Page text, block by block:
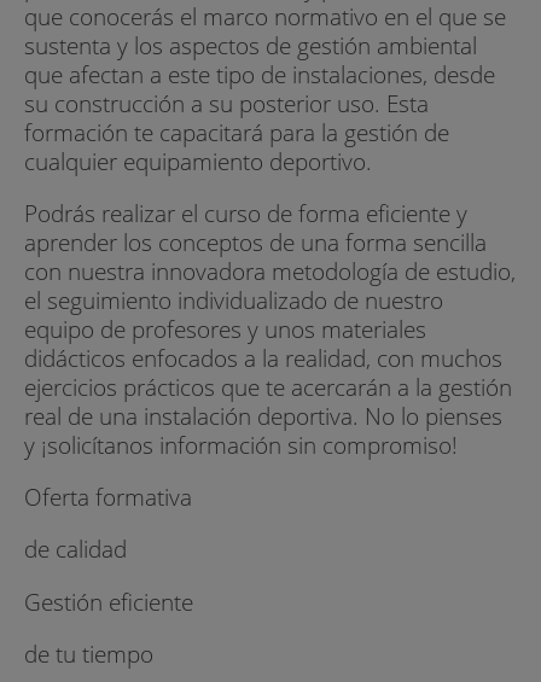
que conocerás el marco normativo en el que se
sustenta y los aspectos de gestión ambiental
que afectan a este tipo de instalaciones, desde
su construcción a su posterior uso. Esta
formación te capacitará para la gestión de
cualquier equipamiento deportivo.
Podrás realizar el curso de forma eficiente y
aprender los conceptos de una forma sencilla
con nuestra innovadora metodología de estudio,
el seguimiento individualizado de nuestro
equipo de profesores y unos materiales
didácticos enfocados a la realidad, con muchos
ejercicios prácticos que te acercarán a la gestión
real de una instalación deportiva. No lo pienses
y ¡solicítanos información sin compromiso!
Oferta formativa
de calidad
Gestión eficiente
de tu tiempo